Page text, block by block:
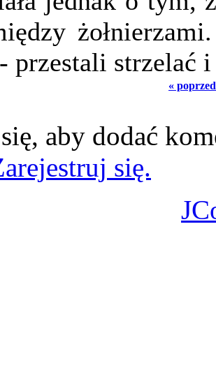
przestali strzelać
«
aby dodać
się.